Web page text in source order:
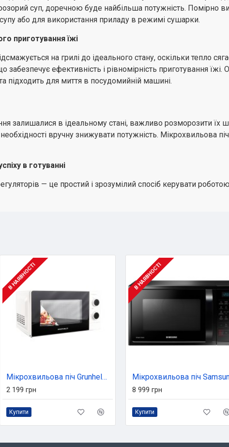
суп, доречною буде найбільша потужність. Помірно
або для використання приладу в режимі сушарки.
приготування їжі
на грилі до ідеального стану, оскільки тепло
забезпечує ефективність і рівномірність приготування
підходить для миття в посудомийній машині.
залишалися в ідеальному стані, важливо розморозити
вручну знижувати потужність. Мікрохвильова
в готуванні
— це простий і зрозумілий спосіб керувати
В НАЯВНОСТІ
Мікрохвильова піч Grunhelm 20MX707-W
2 199 грн
Купити
В НАЯВНОСТІ
8 999 грн
Купити